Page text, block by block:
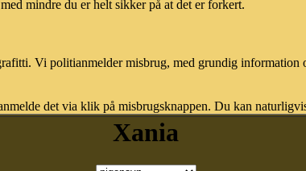
mindre du er helt sikker på at det er forkert.
Vi politianmelder misbrug, med grundig information
det via klik på misbrugsknappen. Du kan
Xania